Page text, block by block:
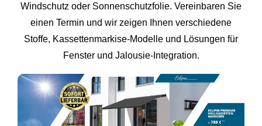
Windschutz oder Sonnenschutzfolie. Vereinbaren Sie
einen Termin und wir zeigen Ihnen verschiedene
Stoffe, Kassettenmarkise‑Modelle und Lösungen für
Fenster und Jalousie‑Integration.